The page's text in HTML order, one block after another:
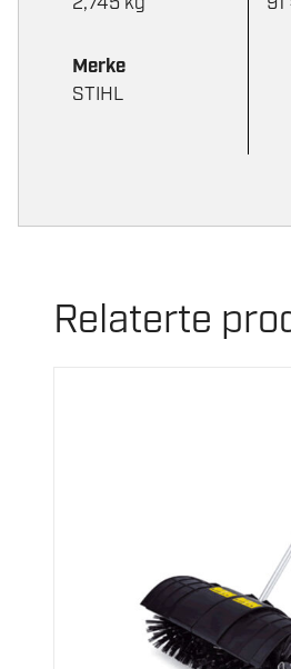
Merke
STIHL
Relaterte